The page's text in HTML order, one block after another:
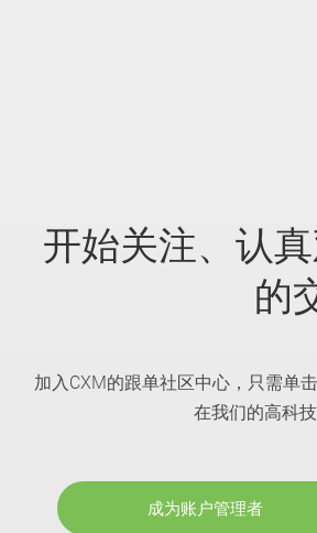
开始关注、认
的
加入CXM的跟单社区中心，只需单
在我们的高科
成为账户管理者